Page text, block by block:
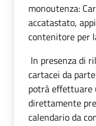
monoutenza:
accatastato,
contenitore per
In presenza di
cartacei da
potrà effettuare
direttamente
calendario da